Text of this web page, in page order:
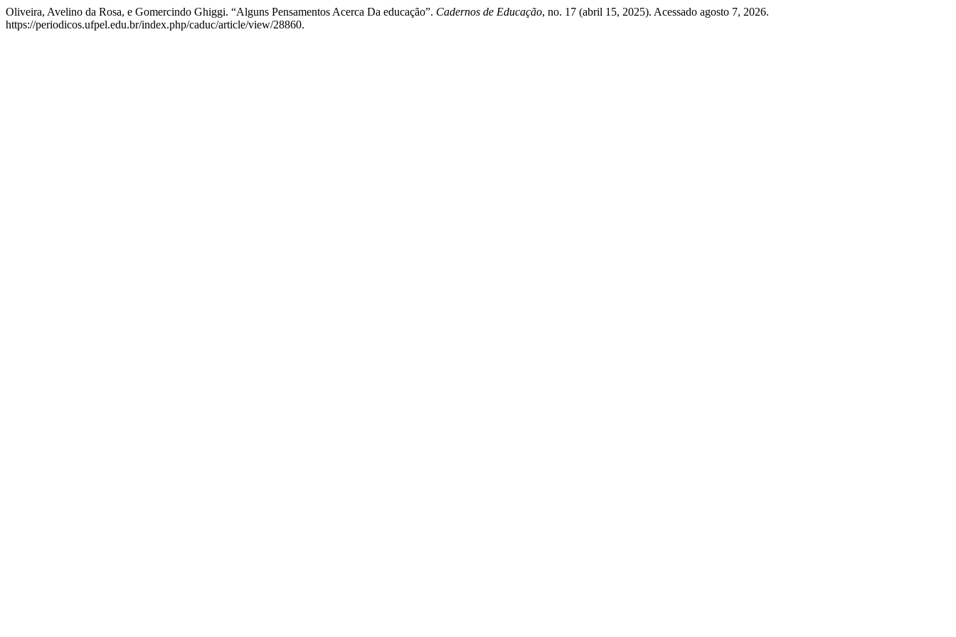
Oliveira, Avelino da Rosa, e Gomercindo Ghiggi. “Alguns Pensamentos Acerca Da educação”. Cadernos de Educação, no. 17 (abril 15, 2025). Acessado agosto 7, 2026.
https://periodicos.ufpel.edu.br/index.php/caduc/article/view/28860.